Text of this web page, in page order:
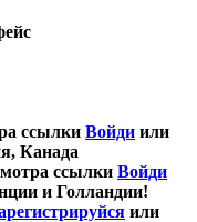
ссылки Войди или
Канада
ссылки Войди
и Голландии!
или